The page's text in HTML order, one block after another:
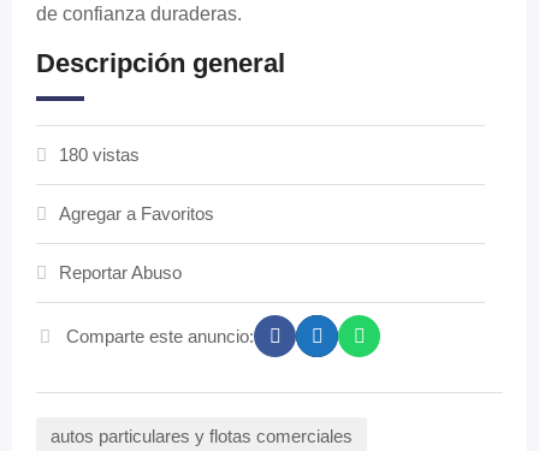
de confianza duraderas.
Descripción general
180 vistas
Agregar a Favoritos
Reportar Abuso
Comparte este anuncio:
autos particulares y flotas comerciales